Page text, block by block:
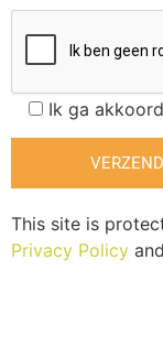
Ik ga
This site is
Privacy Policy